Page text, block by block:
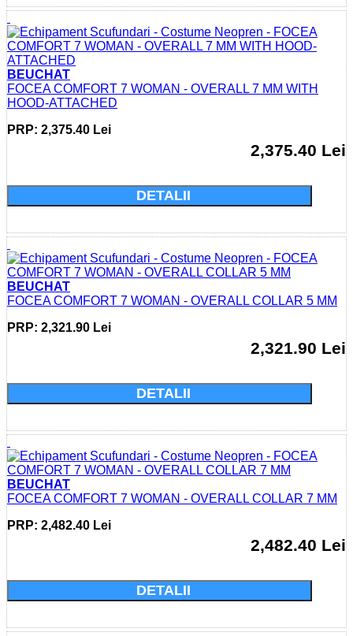
BEUCHAT
FOCEA COMFORT 7 WOMAN - OVERALL 7 MM WITH
HOOD-ATTACHED
PRP: 2,375.40 Lei
2,375.40 Lei
DETALII
BEUCHAT
FOCEA COMFORT 7 WOMAN - OVERALL COLLAR 5 MM
PRP: 2,321.90 Lei
2,321.90 Lei
DETALII
BEUCHAT
FOCEA COMFORT 7 WOMAN - OVERALL COLLAR 7 MM
PRP: 2,482.40 Lei
2,482.40 Lei
DETALII